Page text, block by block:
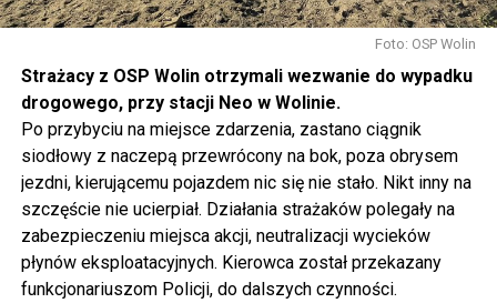
Foto: OSP Wolin
Strażacy z OSP Wolin otrzymali wezwanie do wypadku
drogowego, przy stacji Neo w Wolinie.
Po przybyciu na miejsce zdarzenia, zastano ciągnik
siodłowy z naczepą przewrócony na bok, poza obrysem
jezdni, kierującemu pojazdem nic się nie stało. Nikt inny na
szczęście nie ucierpiał. Działania strażaków polegały na
zabezpieczeniu miejsca akcji, neutralizacji wycieków
płynów eksploatacyjnych. Kierowca został przekazany
funkcjonariuszom Policji, do dalszych czynności.